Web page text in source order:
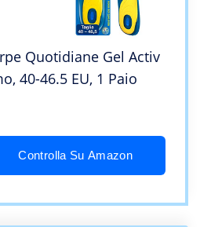
Quotidiane Gel Activ
40-46.5 EU, 1 Paio
Controlla Su Amazon